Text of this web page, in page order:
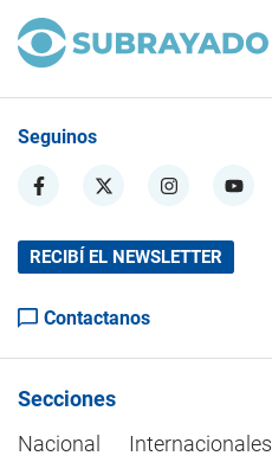
Seguinos
RECIBÍ EL NEWSLETTER
Contactanos
Secciones
Nacional
Internacionales